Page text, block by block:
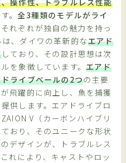
。全3種類のモデルがライ
れぞれが独自の魅力を持っ
は、ダイワの革新的なエアド
しており、その設計思想は次
を象徴しています。 エアド
ライブベールの2つの主要
飛躍的に向上し、魚を捕獲
供します。エアドライブロ
V（カーボンハイブリ
おり、そのユニークな形状
デザインが、トラブルレス
れにより、キャストやロッ